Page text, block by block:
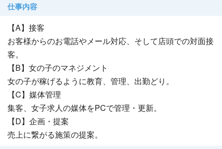
仕事内容
【A】接客
お客様からのお電話やメール対応、そして店頭での対面接
客。
【B】女の子のマネジメント
女の子が稼げるように教育、管理、出勤どり。
【C】媒体管理
集客、女子求人の媒体をPCで管理・更新。
【D】企画・提案
売上に繋がる施策の提案。